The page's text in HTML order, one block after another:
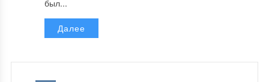
был...
Далее